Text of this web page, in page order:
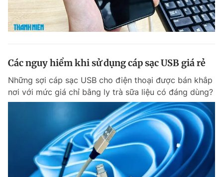
Hotline
0906 645 777
Liên hệ quảng cáo
0908 780 404
Tổng biên tập: Nguyễn Ngọc Toàn
Phó tổng biên tập: Lâm Hiếu Dũng
Phó tổng biên tập: Trần Việt Hưng
Tổng thư ký tòa soạn: Đức Trung
Giấy phép xuất bản số 110/GP - BTTTT cấp ngày 24.3.2020
© 2003-2026 Bản quyền thuộc về Báo Thanh Niên. Cấm sao chép
dưới mọi hình thức nếu không có sự chấp thuận bằng văn bản.
Phát triển bởi ePi Technologies, JSC.
Các nguy hiểm khi sử dụng cáp sạc USB giá rẻ
Những sợi cáp sạc USB cho điện thoại được bán khắp
nơi với mức giá chỉ bằng ly trà sữa liệu có đáng dùng?